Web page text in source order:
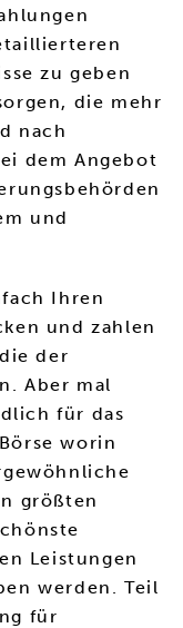
zu geben
die mehr
nach
dem Angebot
und
Ihren
und zahlen
der
Aber mal
für das
worin
größten
Leistungen
werden. Teil
für